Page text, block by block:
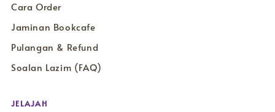
Cara Order
Jaminan Bookcafe
Pulangan & Refund
Soalan Lazim (FAQ)
JELAJAH